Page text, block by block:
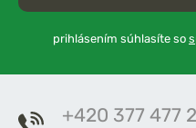
prihlásením súhlasíte so
+420 377 477